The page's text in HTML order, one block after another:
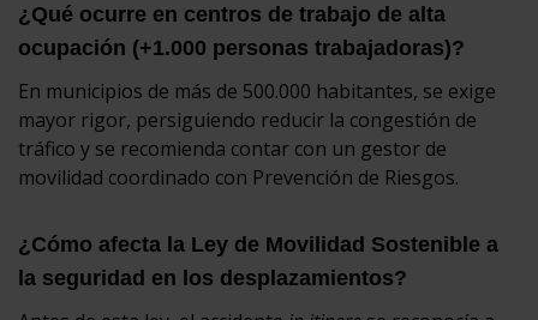
¿Qué ocurre en centros de trabajo de alta
ocupación (+1.000 personas trabajadoras)?
En municipios de más de 500.000 habitantes, se exige
mayor rigor, persiguiendo reducir la congestión de
tráfico y se recomienda contar con un gestor de
movilidad coordinado con Prevención de Riesgos.
¿Cómo afecta la Ley de Movilidad Sostenible a
la seguridad en los desplazamientos?